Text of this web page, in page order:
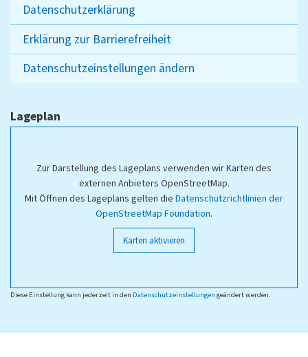
Datenschutzerklärung
Erklärung zur Barrierefreiheit
Datenschutzeinstellungen ändern
Lageplan
Zur Darstellung des Lageplans verwenden wir Karten des
externen Anbieters OpenStreetMap.
Mit Öffnen des Lageplans gelten die Datenschutzrichtlinien der
OpenStreetMap Foundation.
Karten aktivieren
Diese Einstellung kann jederzeit in den Datenschutzeinstellungen geändert werden.